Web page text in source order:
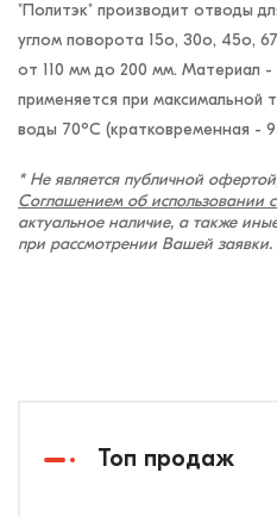
"Политэк" производит отводы
углом поворота 15о, 30о, 45о,
от 110 мм до 200 мм. Материал -
применяется при максимальной
воды 70ºС (кратковременная -
* Не является публичной
Соглашением об использовании
актуальное наличие, а также
при рассмотрении Вашей заявки.
Топ продаж